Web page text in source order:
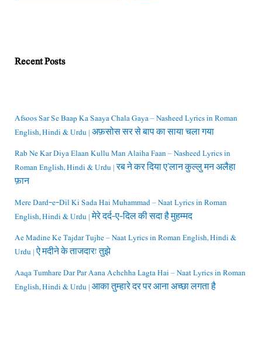
Recent Posts
Afsoos Sar Se Baap Ka Saaya Chala Gaya – Nasheed Lyrics in Roman
English, Hindi & Urdu | अफ़सोस सर से बाप का साया चला गया
Rab Ne Kar Diya Elaan Kullu Man Alaiha Faan – Nasheed Lyrics in
Roman English, Hindi & Urdu | रब ने कर दिया ए’लान कुल्लु मन अलैहा
फ़ान
Mere Dard-e-Dil Ki Sada Hai Muhammad – Naat Lyrics in Roman
English, Hindi & Urdu | मेरे दर्द-ए-दिल की सदा है मुहम्मद
Ae Madine Ke Tajdar Tujhe – Naat Lyrics in Roman English, Hindi &
Urdu | ऐ मदीने के ताजदार! तुझे
Aaqa Tumhare Dar Par Aana Achchha Lagta Hai – Naat Lyrics in Roman
English, Hindi & Urdu | आका तुम्हारे दर पर आना अच्छा लगता है